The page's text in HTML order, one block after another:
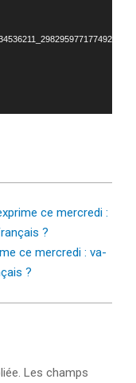
ce mercredi :
?
ce mercredi : va-
?
Les champs